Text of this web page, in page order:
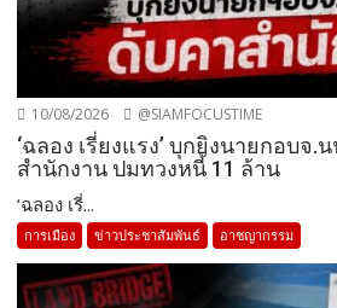
10/08/2026 @SIAMFOCUSTIME
‘ฉลอง เรี่ยงแรง’ บุกยิงนายกอบจ.
สำนักงาน ปมทวงหนี้ 11 ล้าน
‘ฉลอง เรี่...
การเมือง ข่าวประชาสัมพันธ์ อาชญากรรม